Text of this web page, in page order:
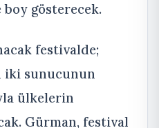
boy gösterecek.
festivalde;
iki sunucunun
ülkelerin
Gürman, festival